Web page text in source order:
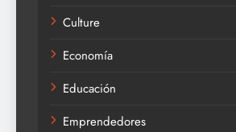
Culture
Economía
Educación
Emprendedores